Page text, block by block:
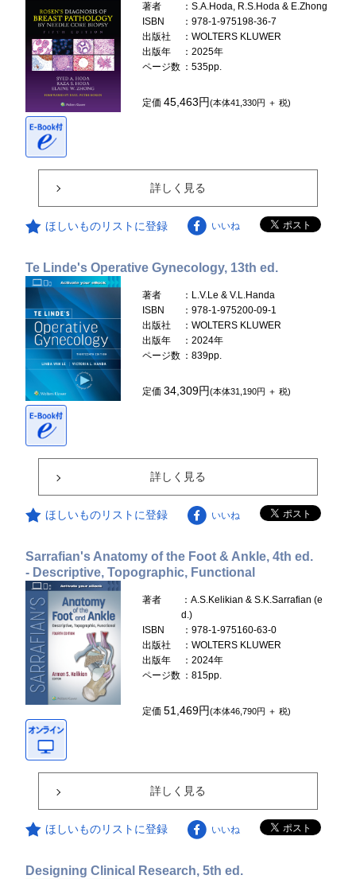
著者
：S.A.Hoda, R.S.Hoda & E.Zhong
ISBN
：978-1-975198-36-7
出版社
：WOLTERS KLUWER
出版年
：2025年
ページ数 ：535pp.
定価45,463円(本体41,330円 ＋ 税)
詳しく見る
ほしいものリストに登録 いいね
Te Linde's Operative Gynecology, 13th ed.
著者
：L.V.Le & V.L.Handa
ISBN
：978-1-975200-09-1
出版社
：WOLTERS KLUWER
出版年
：2024年
ページ数 ：839pp.
定価34,309円(本体31,190円 ＋ 税)
詳しく見る
ほしいものリストに登録 いいね
Sarrafian's Anatomy of the Foot & Ankle, 4th ed.
- Descriptive, Topographic, Functional
著者
：A.S.Kelikian & S.K.Sarrafian (e
d.)
ISBN
：978-1-975160-63-0
出版社
：WOLTERS KLUWER
出版年
：2024年
ページ数 ：815pp.
定価51,469円(本体46,790円 ＋ 税)
詳しく見る
ほしいものリストに登録 いいね
Designing Clinical Research, 5th ed.